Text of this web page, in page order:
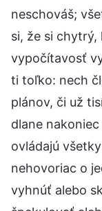
neschováš;
si, že si
vypočítavosť
ti toľko: nech
plánov, či už
dlane
ovládajú
nehovoriac o
vyhnúť alebo